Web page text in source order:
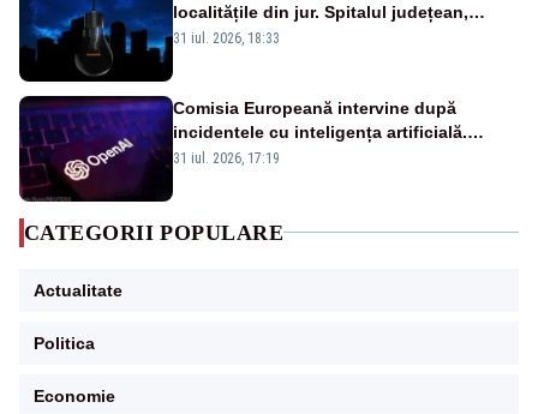
localitățile din jur. Spitalul județean,
semafoarele, rețelele de telefonie, grav
31 iul. 2026, 18:33
Comisia Europeană intervine după
incidentele cu inteligența artificială.
OpenAI și Anthropic, vizate
31 iul. 2026, 17:19
CATEGORII POPULARE
Actualitate
Politica
Economie